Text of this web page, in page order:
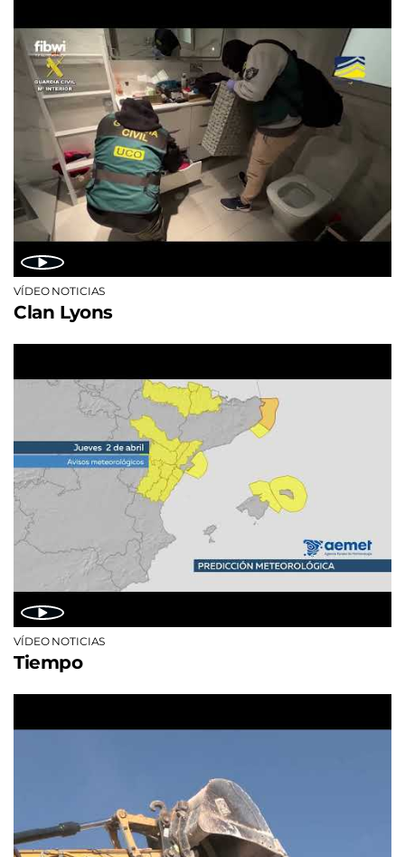
VÍDEO NOTICIAS
Clan Lyons
VÍDEO NOTICIAS
Tiempo